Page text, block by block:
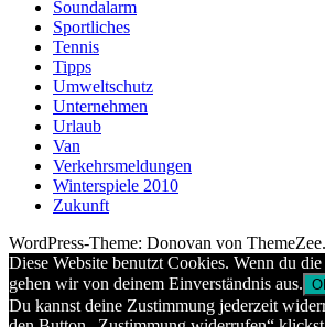
Soundalarm
Sportliches
Tennis
Tipps
Umweltschutz
Unternehmen
Urlaub
Van
Verkehrsmeldungen
Winterspiele 2010
Zukunft
WordPress-Theme: Donovan von ThemeZee.
Diese Website benutzt Cookies. Wenn du
gehen wir von deinem Einverständnis aus.
Du kannst deine Zustimmung jederzeit